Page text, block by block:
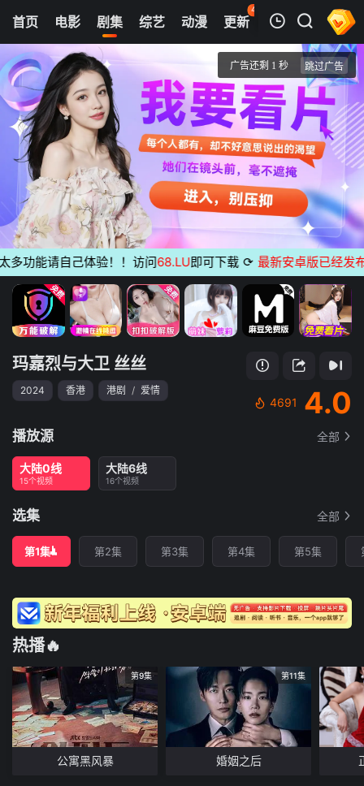
首页 电影 剧集 综艺 动漫 更新
44
热榜 APP
我的观影记录
第1集
玛嘉烈与大卫 丝丝
清空
请自己体验！！访问 68.LU即可下载 ⟳ 最新安卓版已经发布无
玛嘉烈与大卫 丝丝
2024 香港 港剧 / 爱情
4691 4.0
播放源 全部
大陆0线
15个视频
大陆6线
16个视频
选集 全部
第1集 第2集 第3集 第4集 第5集
热播🔥
第9集
公寓黑风暴
第11集
婚姻之后